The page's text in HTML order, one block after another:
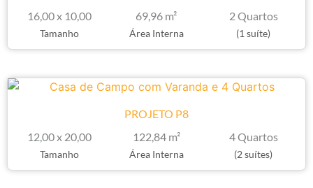
16,00 x 10,00
Tamanho
69,96 m²
Área Interna
2 Quartos
(1 suíte)
PROJETO P8
12,00 x 20,00
Tamanho
122,84 m²
Área Interna
4 Quartos
(2 suítes)